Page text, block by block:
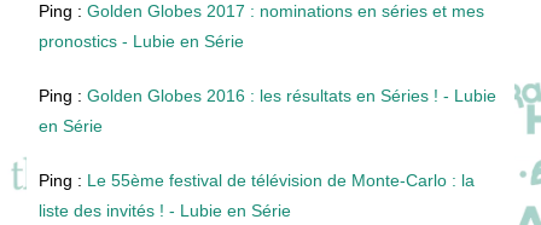
Ping :Golden Globes 2017 : nominations en séries et mes
pronostics - Lubie en Série
Ping :Golden Globes 2016 : les résultats en Séries ! - Lubie
en Série
Ping : Le 55ème festival de télévision de Monte-Carlo : la
liste des invités ! - Lubie en Série